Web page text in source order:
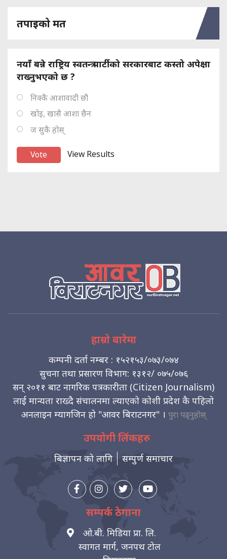
तपाइको मत
नयाँ बन्ने राष्ट्रिय स्वतन्त्र पार्टीको सरकारबाट कस्तो अपेक्षा
राख्नुभएको छ ?
निक्कै आशावादी छौ
खोइ, खासै आशा छैन
ज सुकै होस्
View Results
हाम्रो बारेमा
कम्पनी दर्ता नम्बर : १५२१५३/०७३/०७४
सुचना तथा प्रसारण विभाग: १३१२/ ०७५/०७६
सन् २०११ बाट नागरिक पत्रकारीता (Citizen Journalism)
लाई मान्यता राख्दै संचालनमा ल्याएको कोशी प्रदेश कै पहिलो
अनलाइन म्यागजिन हो "आवर बिराटनगर" । पुरा पढ्नुहोस्
उपयोगी लिंकहरु
बिज्ञापन को लागि सम्पुर्ण समाचार
सम्पर्क ठेगाना
ओ.बी. मिडिया प्रा. लि.
स्वागत मार्ग, जनपथ टोल